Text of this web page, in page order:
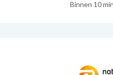
Binnen 10